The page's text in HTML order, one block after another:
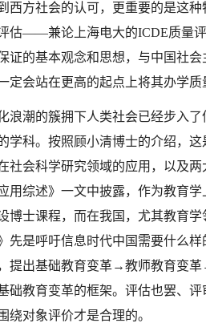
西方社会的认可，更重要的是这
估——兼论上海电大的ICDE质量
证的基本观念和思想，与中国社
定会站在更高的起点上将其办学
浪潮的簇拥下人类社会已经步入
学科。按照顾小清博士的介绍，这
社会科学研究领域的应用，以及
用综述》一文中披露，作为教育
博士课程，而在我国，尤其教育
先是呼吁信息时代中国需要什么
提出基础教育变革→教师教育变
教育变革的框架。评估也罢、
绕对象评价才是合理的。